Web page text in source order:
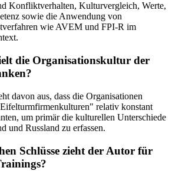
Konfliktverhalten, Kulturvergleich, Werte,
sowie die Anwendung von
wie AVEM und FPI-R im
die Organisationskultur der
davon aus, dass die Organisationen
relativ konstant
um primär die kulturellen Unterschiede
und Russland zu erfassen.
Schlüsse zieht der Autor für